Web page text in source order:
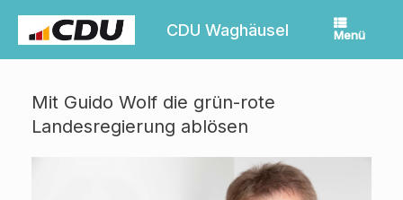
springen
CDU Waghäusel Menü
Mit Guido Wolf die grün-rote
Landesregierung ablösen